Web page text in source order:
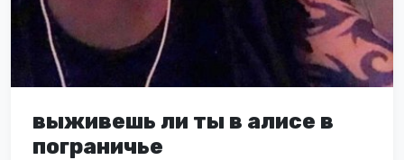
выживешь ли ты в алисе в
пограничье